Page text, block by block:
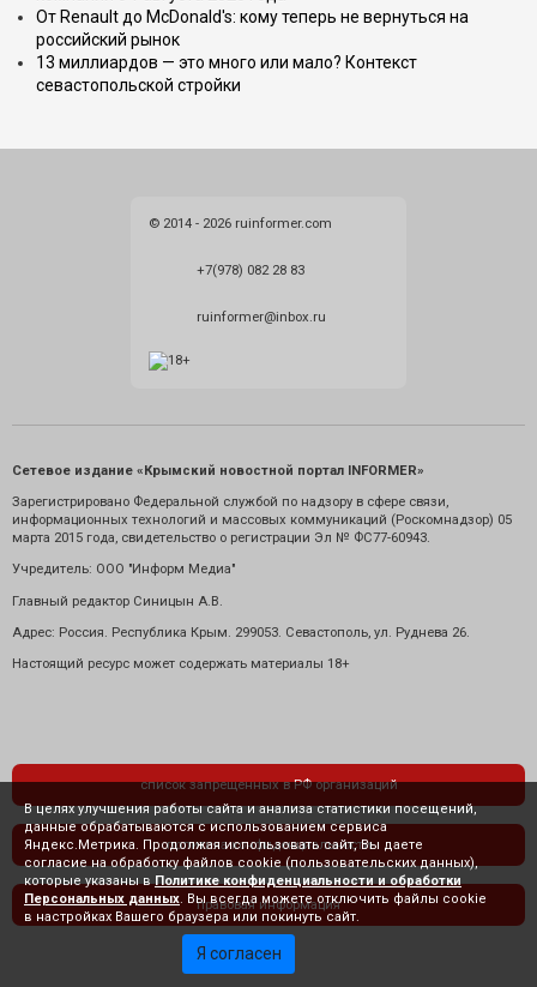
От Renault до McDonald's: кому теперь не вернуться на
российский рынок
13 миллиардов — это много или мало? Контекст
севастопольской стройки
© 2014 - 2026 ruinformer.com
+7(978) 082 28 83
ruinformer@inbox.ru
Сетевое издание «Крымский новостной портал INFORMER»
Зарегистрировано Федеральной службой по надзору в сфере связи,
информационных технологий и массовых коммуникаций (Роскомнадзор) 05
марта 2015 года, свидетельство о регистрации Эл № ФС77-60943.
Учредитель: ООО "Информ Медиа"
Главный редактор Синицын А.В.
Адрес: Россия. Республика Крым. 299053. Севастополь, ул. Руднева 26.
Настоящий ресурс может содержать материалы 18+
список запрещенных в РФ организаций
политика конфиденциальности
правовая информация
В целях улучшения работы сайта и анализа статистики посещений,
данные обрабатываются с использованием сервиса
Яндекс.Метрика. Продолжая использовать сайт, Вы даете
согласие на обработку файлов cookie (пользовательских данных),
которые указаны в Политике конфиденциальности и обработки
Персональных данных . Вы всегда можете отключить файлы cookie
в настройках Вашего браузера или покинуть сайт.
Я согласен